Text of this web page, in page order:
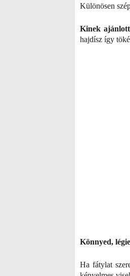
Különösen
Kinek
hajdísz így
Könnyed,
Ha fátylat